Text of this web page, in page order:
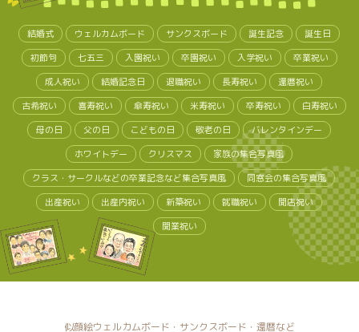
結婚式 ウェルカムボード サンクスボード 誕生記念
誕生日
初節句
七五三 入園祝い 卒園祝い 入学祝い
卒業祝い
成人祝い
結婚記念日 退職祝い 長寿祝い
還暦祝い
古希祝い
喜寿祝い 傘寿祝い 米寿祝い 卒寿祝い
白寿祝い
母の日
父の日 こどもの日 敬老の日
バレンタインデー
ホワイトデー
クリスマス
家族の集合写真風
クラス・サークルなどの卒業記念など集合写真風
同窓会の集合写真風
出産祝い
出産内祝い 新築祝い 就職祝い
開店祝い
開業祝い
似顔絵ウェルカムボード・サンクスボード・還暦など